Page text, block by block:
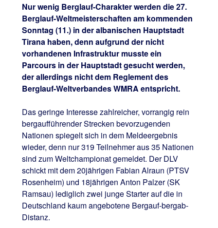
Nur wenig Berglauf-Charakter werden die 27.
Berglauf-Weltmeisterschaften am kommenden
Sonntag (11.) in der albanischen Hauptstadt
Tirana haben, denn aufgrund der nicht
vorhandenen Infrastruktur musste ein
Parcours in der Hauptstadt gesucht werden,
der allerdings nicht dem Reglement des
Berglauf-Weltverbandes WMRA entspricht.
Das geringe Interesse zahlreicher, vorrangig rein
bergaufführender Strecken bevorzugenden
Nationen spiegelt sich in dem Meldeergebnis
wieder, denn nur 319 Teilnehmer aus 35 Nationen
sind zum Weltchampionat gemeldet. Der DLV
schickt mit dem 20jährigen Fabian Alraun (PTSV
Rosenheim) und 18jährigen Anton Palzer (SK
Ramsau) lediglich zwei junge Starter auf die in
Deutschland kaum angebotene Bergauf-bergab-
Distanz.